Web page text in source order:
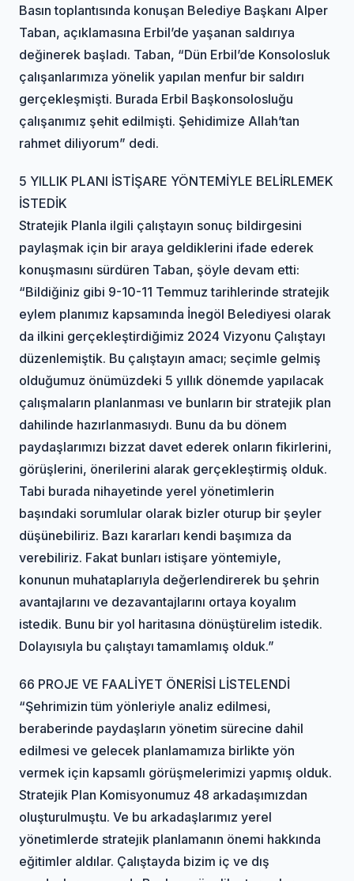
Basın toplantısında konuşan Belediye Başkanı Alper
Taban, açıklamasına Erbil’de yaşanan saldırıya
değinerek başladı. Taban, “Dün Erbil’de Konsolosluk
çalışanlarımıza yönelik yapılan menfur bir saldırı
gerçekleşmişti. Burada Erbil Başkonsolosluğu
çalışanımız şehit edilmişti. Şehidimize Allah’tan
rahmet diliyorum” dedi.
5 YILLIK PLANI İSTİŞARE YÖNTEMİYLE BELİRLEMEK
İSTEDİK
Stratejik Planla ilgili çalıştayın sonuç bildirgesini
paylaşmak için bir araya geldiklerini ifade ederek
konuşmasını sürdüren Taban, şöyle devam etti:
“Bildiğiniz gibi 9-10-11 Temmuz tarihlerinde stratejik
eylem planımız kapsamında İnegöl Belediyesi olarak
da ilkini gerçekleştirdiğimiz 2024 Vizyonu Çalıştayı
düzenlemiştik. Bu çalıştayın amacı; seçimle gelmiş
olduğumuz önümüzdeki 5 yıllık dönemde yapılacak
çalışmaların planlanması ve bunların bir stratejik plan
dahilinde hazırlanmasıydı. Bunu da bu dönem
paydaşlarımızı bizzat davet ederek onların fikirlerini,
görüşlerini, önerilerini alarak gerçekleştirmiş olduk.
Tabi burada nihayetinde yerel yönetimlerin
başındaki sorumlular olarak bizler oturup bir şeyler
düşünebiliriz. Bazı kararları kendi başımıza da
verebiliriz. Fakat bunları istişare yöntemiyle,
konunun muhataplarıyla değerlendirerek bu şehrin
avantajlarını ve dezavantajlarını ortaya koyalım
istedik. Bunu bir yol haritasına dönüştürelim istedik.
Dolayısıyla bu çalıştayı tamamlamış olduk.”
66 PROJE VE FAALİYET ÖNERİSİ LİSTELENDİ
“Şehrimizin tüm yönleriyle analiz edilmesi,
beraberinde paydaşların yönetim sürecine dahil
edilmesi ve gelecek planlamamıza birlikte yön
vermek için kapsamlı görüşmelerimizi yapmış olduk.
Stratejik Plan Komisyonumuz 48 arkadaşımızdan
oluşturulmuştu. Ve bu arkadaşlarımız yerel
yönetimlerde stratejik planlamanın önemi hakkında
eğitimler aldılar. Çalıştayda bizim iç ve dış